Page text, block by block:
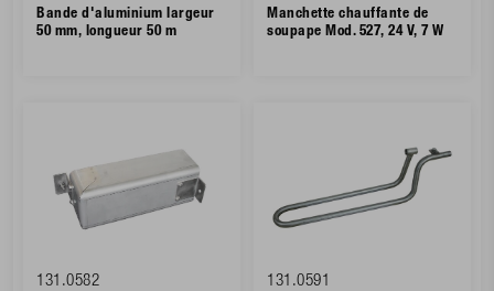
Bande d'aluminium largeur
50 mm, longueur 50 m
Manchette chauffante de
soupape Mod. 527, 24 V, 7 W
131.0582 131.0591